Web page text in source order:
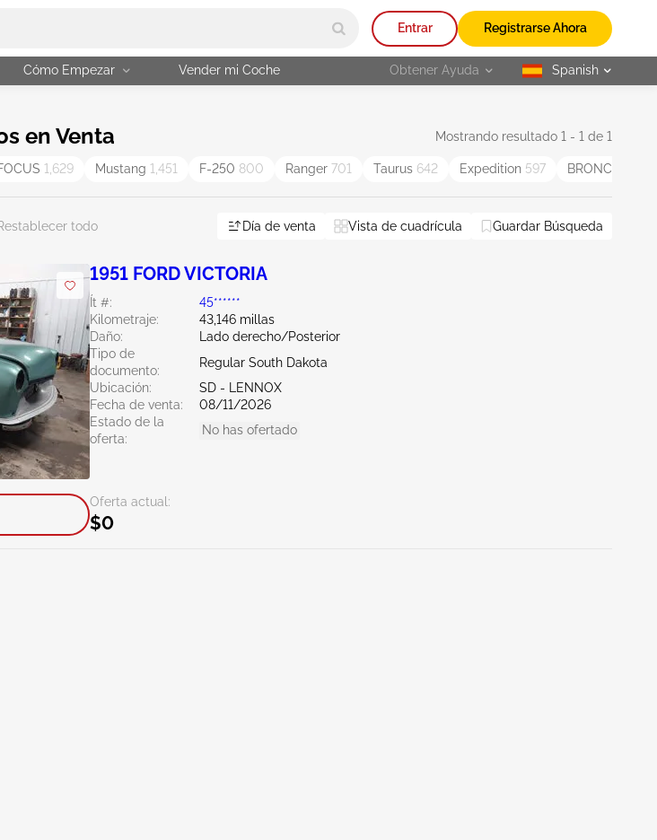
Entrar Registrarse Ahora
Cómo Empezar Vender mi Coche Obtener Ayuda selected
Spanish
en Venta Mostrando resultado 1 - 1 de 1
1,629 Mustang 1,451 F-250 800 Ranger 701 Taurus 642 Expedition 597 BRONCO
todo Día de venta Vista de cuadrícula Guardar Búsqueda
1951 FORD VICTORIA
Ít #:
45******
Kilometraje:
43,146 millas
Daño:
Lado derecho/Posterior
Tipo de
documento:
Regular South Dakota
Ubicación:
SD - LENNOX
Fecha de venta:
08/11/2026
Estado de la
oferta:
No has ofertado
Oferta actual:
$0